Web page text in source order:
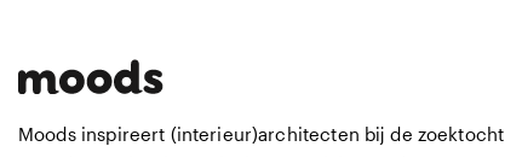
Moods inspireert (interieur)architecten bij de zoektocht